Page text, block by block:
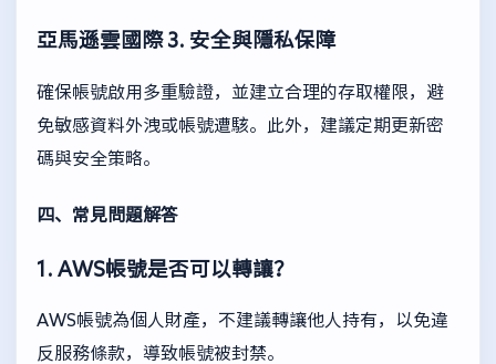
亞馬遜雲國際3. 安全與隱私保障
確保帳號啟用多重驗證，並建立合理的存取權限，避
免敏感資料外洩或帳號遭駭。此外，建議定期更新密
碼與安全策略。
四、常見問題解答
1. AWS帳號是否可以轉讓？
AWS帳號為個人財產，不建議轉讓他人持有，以免違
反服務條款，導致帳號被封禁。